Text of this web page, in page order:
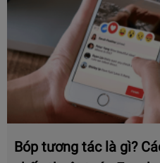
Bóp tương tác là gì?